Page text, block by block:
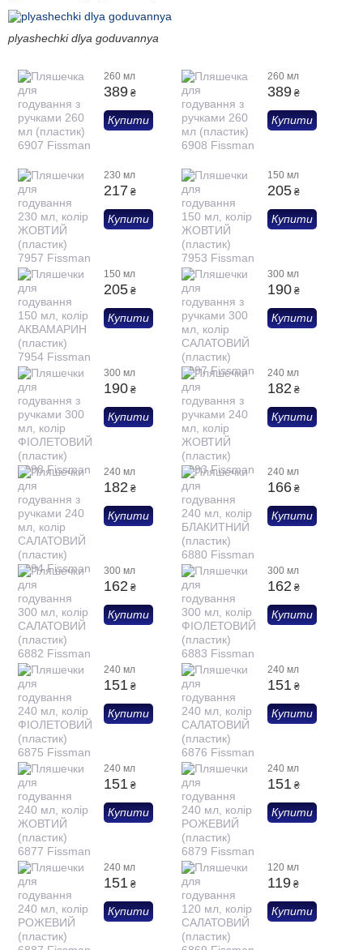
plyashechki dlya goduvannya
260 мл
389 ₴
Купити
260 мл
389 ₴
Купити
230 мл
217 ₴
Купити
150 мл
205 ₴
Купити
150 мл
205 ₴
Купити
300 мл
190 ₴
Купити
300 мл
190 ₴
Купити
240 мл
182 ₴
Купити
240 мл
182 ₴
Купити
240 мл
166 ₴
Купити
300 мл
162 ₴
Купити
300 мл
162 ₴
Купити
240 мл
151 ₴
Купити
240 мл
151 ₴
Купити
240 мл
151 ₴
Купити
240 мл
151 ₴
Купити
240 мл
151 ₴
Купити
120 мл
119 ₴
Купити